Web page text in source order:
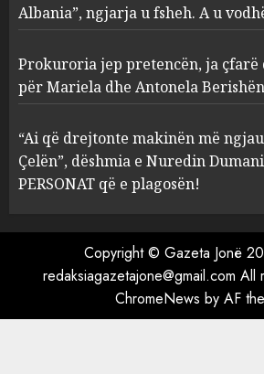
3 MARCH 25, 2025
4
Prokuroria
çfarë dënimi
Berishën
MARCH 25, 2025
ngjau me
dëshmia e
flet për
plagosën!
Albania”, ngjarja u fsheh. A u
Prokuroria jep pretencën, ja
për Mariela dhe Antonela Berishën
“Ai që drejtonte makinën më
Çelën”, dëshmia e Nuredin
PERSONAT që e plagosën!
Copyright © Gazeta Jonë
redaksiagazetajone@gmail.com All
ChromeNews by AF